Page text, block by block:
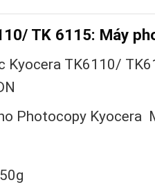
TK 6115: Máy
Kyocera TK6110/
Photocopy